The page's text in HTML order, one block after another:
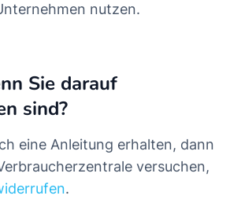
nutzen.
Sie darauf
sind?
eine Anleitung erhalten, dann
versuchen,
.